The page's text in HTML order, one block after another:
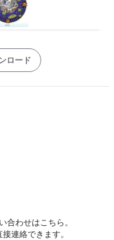
ロード
合わせはこちら。
連絡できます。